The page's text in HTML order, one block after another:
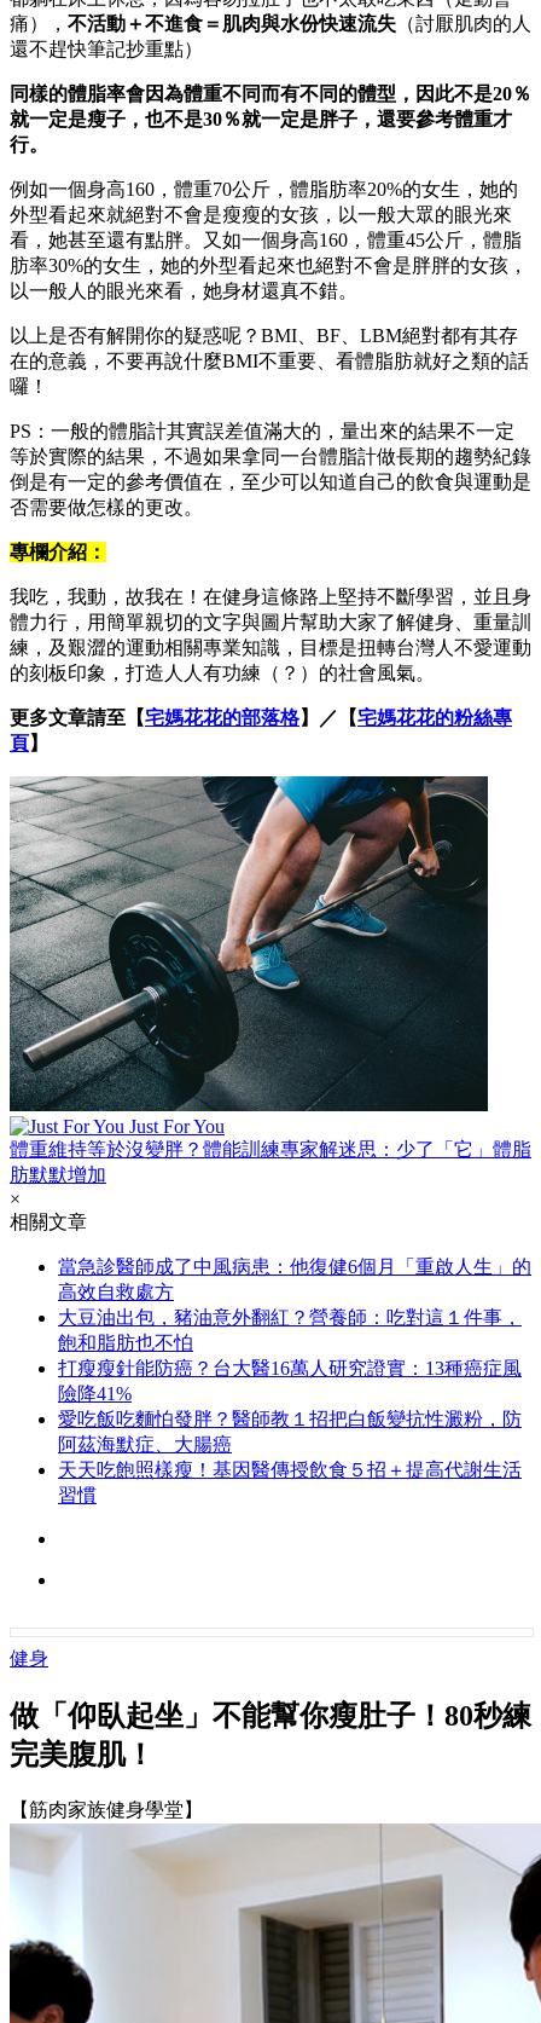
痛）， 不活動＋不進食＝肌肉與水份快速流失 （討厭肌肉的人
還不趕快筆記抄重點）
同樣的體脂率會因為體重不同而有不同的體型，因此不是20％
就一定是瘦子，也不是30％就一定是胖子，還要參考體重才
行。
例如一個身高160，體重70公斤，體脂肪率20%的女生，她的
外型看起來就絕對不會是瘦瘦的女孩，以一般大眾的眼光來
看，她甚至還有點胖。
又如一個身高160，體重45公斤，體脂
肪率30%的女生，她的外型看起來也絕對不會是胖胖的女孩，
以一般人的眼光來看，她身材還真不錯。
以上是否有解開你的疑惑呢？BMI、BF、LBM絕對都有其存
在的意義，不要再說什麼BMI不重要、看體脂肪就好之類的話
囉！
PS：一般的體脂計其實誤差值滿大的，量出來的結果不一定
等於實際的結果，不過如果拿同一台體脂計做長期的趨勢紀錄
倒是有一定的參考價值在，至少可以知道自己的飲食與運動是
否需要做怎樣的更改。
專欄介紹：
我吃，我動，故我在！在健身這條路上堅持不斷學習，並且身
體力行，用簡單親切的文字與圖片幫助大家了解健身、重量訓
練，及艱澀的運動相關專業知識，目標是扭轉台灣人不愛運動
的刻板印象，打造人人有功練（？）的社會風氣。
更多文章請至【宅媽花花的部落格】／【宅媽花花的粉絲專
頁】
Just For You
體重維持等於沒變胖？體能訓練專家解迷思：少了「它」體脂
肪默默增加
×
相關文章
當急診醫師成了中風病患：他復健6個月「重啟人生」的
高效自救處方
大豆油出包，豬油意外翻紅？營養師：吃對這１件事，
飽和脂肪也不怕
打瘦瘦針能防癌？台大醫16萬人研究證實：13種癌症風
險降41%
愛吃飯吃麵怕發胖？醫師教１招把白飯變抗性澱粉，防
阿茲海默症、大腸癌
天天吃飽照樣瘦！基因醫傳授飲食５招＋提高代謝生活
習慣
健身
做「仰臥起坐」不能幫你瘦肚子！80秒練
完美腹肌！
【筋肉家族健身學堂】